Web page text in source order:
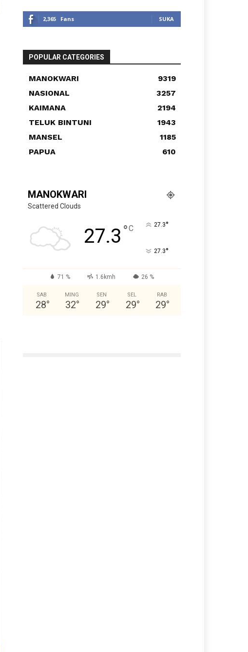
2,365 Fans SUKA
POPULAR CATEGORIES
MANOKWARI
9319
NASIONAL
3257
KAIMANA
2194
TELUK BINTUNI
1943
MANSEL
1185
PAPUA
610
MANOKWARI
Scattered Clouds
27.3 °C 27.3°
27.3°
71 % 1.6kmh 26 %
SAB
28°
MING
32°
SEN
29°
SEL
29°
RAB
29°